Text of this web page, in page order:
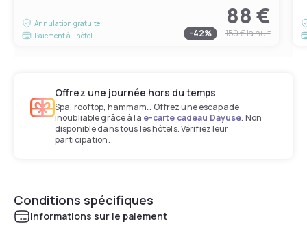
Annulation gratuite
Paiement à l'hôtel
88 €
-42% 150 €la nuit
Offrez une journée hors du temps
Spa, rooftop, hammam… Offrez une escapade
inoubliable grâce à la e-carte cadeau Dayuse. Non
disponible dans tous les hôtels. Vérifiez leur
participation.
Conditions spécifiques
Informations sur le paiement